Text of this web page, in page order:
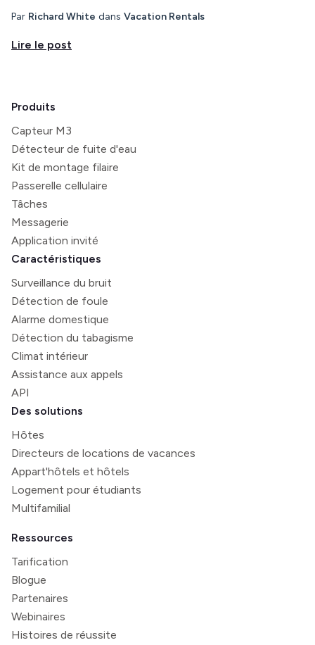
Par Richard White dans Vacation Rentals
Lire le post
Produits
Capteur M3
Détecteur de fuite d'eau
Kit de montage filaire
Passerelle cellulaire
Tâches
Messagerie
Application invité
Caractéristiques
Surveillance du bruit
Détection de foule
Alarme domestique
Détection du tabagisme
Climat intérieur
Assistance aux appels
API
Des solutions
Hôtes
Directeurs de locations de vacances
Appart'hôtels et hôtels
Logement pour étudiants
Multifamilial
Ressources
Tarification
Blogue
Partenaires
Webinaires
Histoires de réussite